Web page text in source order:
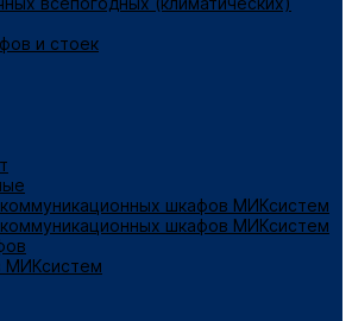
и стоек
шкафов МИКсистем
шкафов МИКсистем
МИКсистем